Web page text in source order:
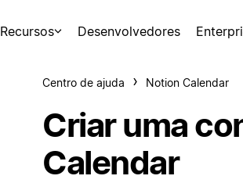
Recursos Desenvolvedores
Centro de ajuda Notion Calendar
Criar uma
Calendar